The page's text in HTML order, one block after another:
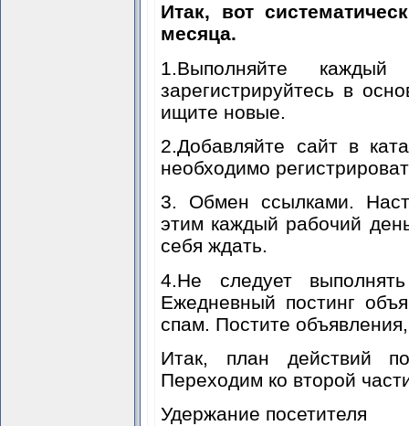
Итак, вот
месяца.
1.Выполняйте
зарегистрируйтесь в
ищите новые.
2.Добавляйте сайт в
необходимо
3. Обмен ссылками.
этим каждый рабочий
себя ждать.
4.Не следует
Ежедневный постинг
спам. Постите
Итак, план действий
Переходим ко второй
Удержание посетителя